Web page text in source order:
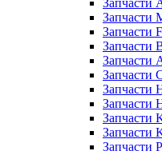
Запчасти
Запчасти
Запчасти
Запчасти
Запчасти
Запчасти
Запчасти
Запчасти
Запчасти
Запчасти
Запчасти